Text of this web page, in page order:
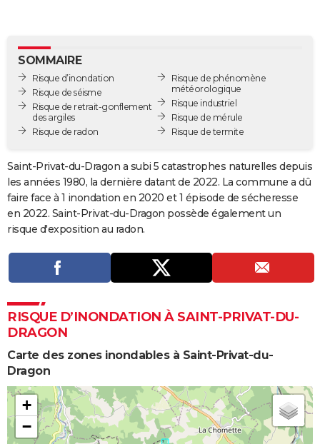
GUIDES D'ACHAT
BONS PLANS
CARTE DE VOEUX
Carte de Noël
Carte Bonne année
Carte Saint-Valentin
Carte Pâques
Carte d'anniversaire
DICTIONNAIRE
PROGRAMME TV
COPAINS D'AVANT
S'inscrire
Se connecter
Lycées
Collèges
Primaires
Universités
Entreprises
Service militaire
Avis de recherche
AVIS DE DÉCÈS
SOMMAIRE
Risque d’inondation
Risque de séisme
Risque de retrait-gonflement
des argiles
Risque de radon
Risque de phénomène
météorologique
Risque industriel
Risque de mérule
Risque de termite
Saint-Privat-du-Dragon a subi 5 catastrophes naturelles depuis
les années 1980, la dernière datant de 2022. La commune a dû
faire face à 1 inondation en 2020 et 1 épisode de sécheresse
en 2022. Saint-Privat-du-Dragon possède également un
risque d'exposition au radon.
RISQUE D’INONDATION À SAINT-PRIVAT-DU-
DRAGON
Carte des zones inondables à Saint-Privat-du-
Dragon
+
−